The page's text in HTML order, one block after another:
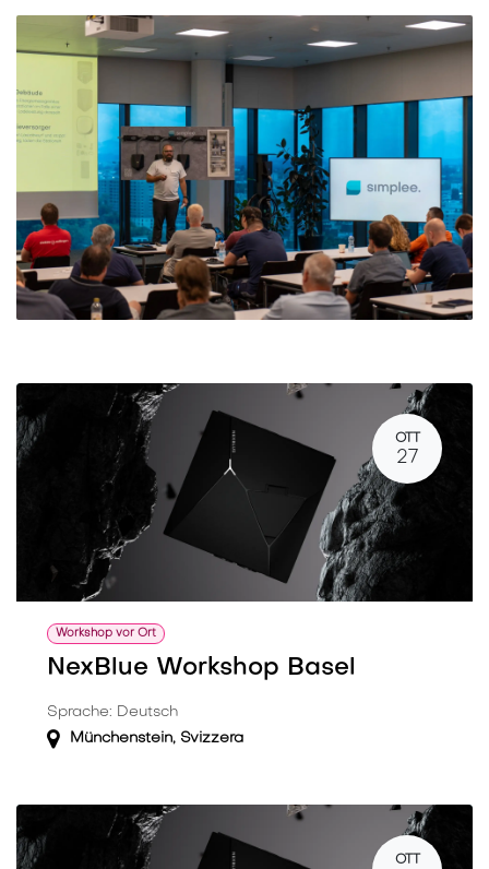
OTT
27
Workshop vor Ort
NexBlue Workshop Basel
Sprache: Deutsch
Münchenstein, Svizzera
OTT